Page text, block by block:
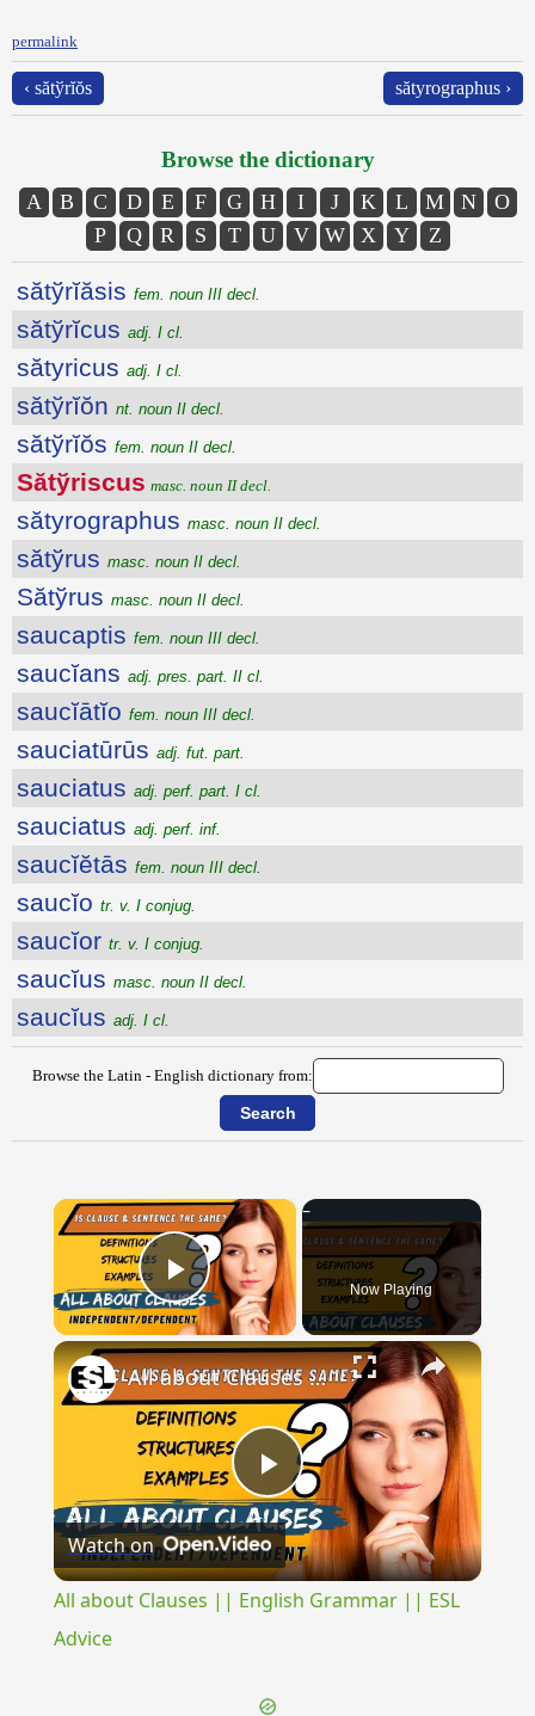
permalink
‹ sătўrĭŏs sătyrographus ›
Browse the dictionary
A B C D E F G H I J K L M N
O
P
Q R S T U V W X Y Z
sătўrĭăsis fem. noun III decl.
sătўrĭcus adj. I cl.
sătyricus adj. I cl.
sătўrĭŏn nt. noun II decl.
sătўrĭŏs fem. noun II decl.
Sătўriscus masc. noun II decl.
sătyrographus masc. noun II decl.
sătўrus masc. noun II decl.
Sătўrus masc. noun II decl.
saucaptis fem. noun III decl.
saucĭans adj. pres. part. II cl.
saucĭātĭo fem. noun III decl.
sauciatūrūs adj. fut. part.
sauciatus adj. perf. part. I cl.
sauciatus adj. perf. inf.
saucĭĕtās fem. noun III decl.
saucĭo tr. v. I conjug.
saucĭor tr. v. I conjug.
saucĭus masc. noun II decl.
saucĭus adj. I cl.
Browse the Latin - English dictionary from:
×
Play Video Now Playing
×
Play
Video
All about Clauses || English Grammar || ESL Advice
Watch on
All about Clauses || English Grammar || ESL
Advice